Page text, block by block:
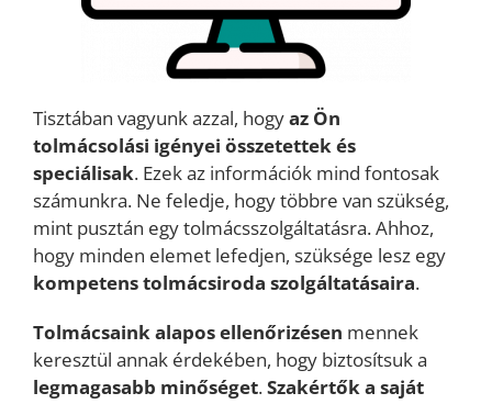
Tisztában vagyunk azzal, hogyaz Ön
tolmácsolási igényei összetettek és
speciálisak. Ezek az információk mind fontosak
számunkra. Ne feledje, hogy többre van szükség,
mint pusztán egy tolmácsszolgáltatásra. Ahhoz,
hogy minden elemet lefedjen, szüksége lesz egy
kompetens tolmácsiroda szolgáltatásaira.
Tolmácsainkalapos ellenőrizésen mennek
keresztül annak érdekében, hogy biztosítsuk a
legmagasabb minőséget.Szakértők a saját